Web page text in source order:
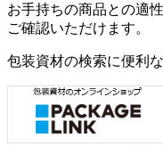
お手持ちの商品との適
ご確認いただけます。
包装資材の検索に便利